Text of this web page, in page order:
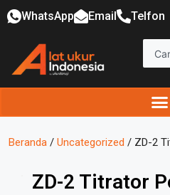
WhatsApp Email Telfon
Beranda/ Uncategorized / ZD-2
ZD-2 Titrator